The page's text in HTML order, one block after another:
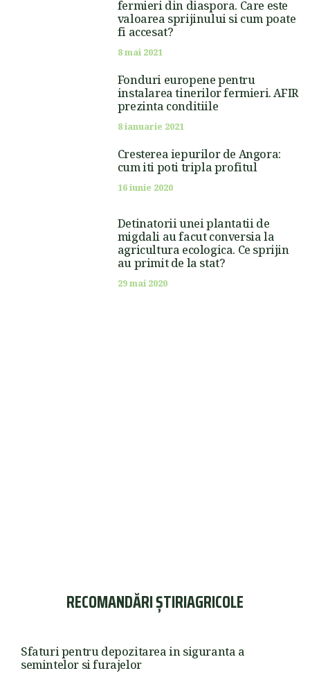
fermieri din diaspora. Care este
valoarea sprijinului si cum poate
fi accesat?
8 mai 2021
Fonduri europene pentru
instalarea tinerilor fermieri. AFIR
prezinta conditiile
8 ianuarie 2021
Cresterea iepurilor de Angora:
cum iti poti tripla profitul
16 iunie 2020
Detinatorii unei plantatii de
migdali au facut conversia la
agricultura ecologica. Ce sprijin
au primit de la stat?
29 mai 2020
RECOMANDĂRI ȘTIRIAGRICOLE
Sfaturi pentru depozitarea in siguranta a
semintelor si furajelor